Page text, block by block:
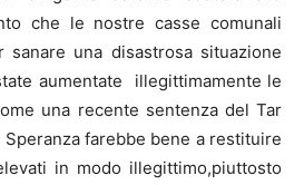
che le nostre casse comunali
sanare una disastrosa situazione
aumentate illegittimamente le
una recente sentenza del Tar
farebbe bene a restituire
in modo illegittimo,piuttosto